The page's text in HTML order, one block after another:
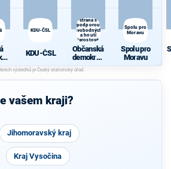
KDU-ČSL
KDU-ČSL
strana s
podporou
Svobodných
a hnutí
Starostové a
osobnosti
pro Moravu
Občanská
demokrati
cká strana
s podporou
Svobodný
Starostové
Moravu
Spolu pro
Moravu
Spolu pro
Moravu
vašem kraji?
Jihomoravský kraj
Kraj Vysočina